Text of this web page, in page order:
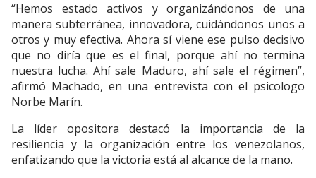
“Hemos estado activos y organizándonos de una
manera subterránea, innovadora, cuidándonos unos a
otros y muy efectiva. Ahora sí viene ese pulso decisivo
que no diría que es el final, porque ahí no termina
nuestra lucha. Ahí sale Maduro, ahí sale el régimen”,
afirmó Machado, en una entrevista con el psicologo
Norbe Marín.
La líder opositora destacó la importancia de la
resiliencia y la organización entre los venezolanos,
enfatizando que la victoria está al alcance de la mano.